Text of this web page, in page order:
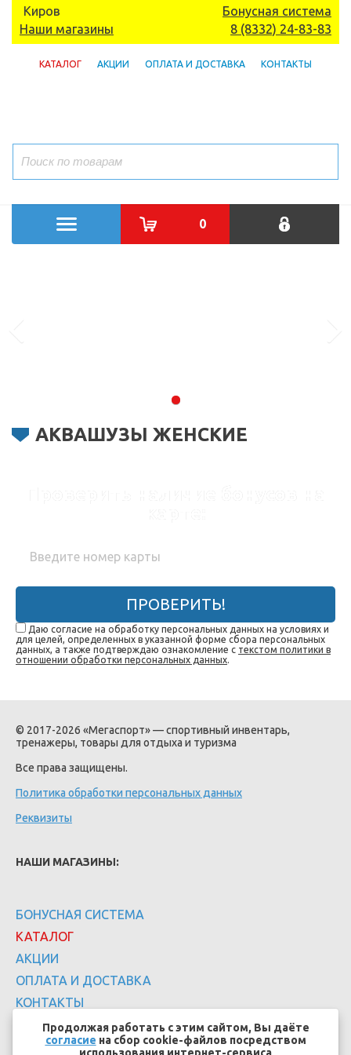
Киров
Наши магазины
Бонусная система
8 (8332) 24-83-83
КАТАЛОГ АКЦИИ ОПЛАТА И ДОСТАВКА КОНТАКТЫ
0
АКВАШУЗЫ ЖЕНСКИЕ
ПРОВЕРИТЬ!
Даю согласие на обработку персональных данных на условиях и
для целей, определенных в указанной форме сбора персональных
данных, а также подтверждаю ознакомление с текстом политики в
отношении обработки персональных данных.
© 2017-2026 «Мегаспорт» — спортивный инвентарь,
тренажеры, товары для отдыха и туризма
Все права защищены.
Политика обработки персональных данных
Реквизиты
НАШИ МАГАЗИНЫ:
БОНУСНАЯ СИСТЕМА
КАТАЛОГ
АКЦИИ
ОПЛАТА И ДОСТАВКА
КОНТАКТЫ
Продолжая работать с этим сайтом, Вы даёте
согласие на сбор cookie-файлов посредством